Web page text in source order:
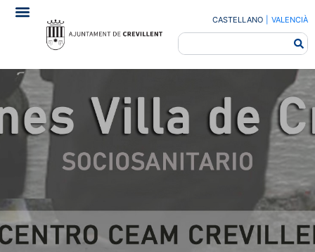
CASTELLANO VALENCIÀ